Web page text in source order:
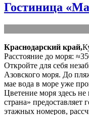
Гостиница
Краснодарский край,
Расстояние до моря:
Откройте для себя
Азовского моря. До
мае вода в море уже
Цветение моря здесь
страна»
этажных номеров,